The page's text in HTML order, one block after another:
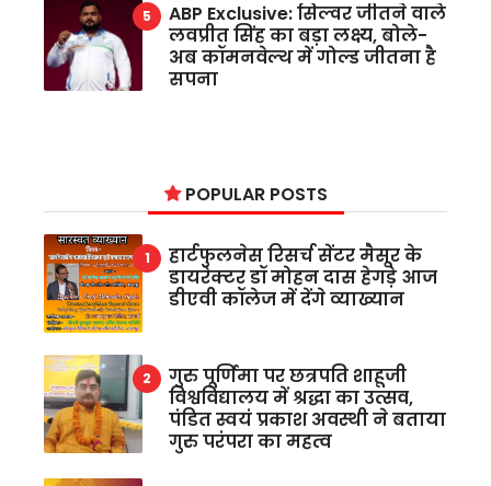
ABP Exclusive: सिल्वर जीतने वाले
लवप्रीत सिंह का बड़ा लक्ष्य, बोले-
अब कॉमनवेल्थ में गोल्ड जीतना है
सपना
POPULAR POSTS
हार्टफुलनेस रिसर्च सेंटर मैसूर के
डायरेक्टर डॉ मोहन दास हेगड़े आज
डीएवी कॉलेज में देंगे व्याख्यान
गुरु पूर्णिमा पर छत्रपति शाहूजी
विश्वविद्यालय में श्रद्धा का उत्सव,
पंडित स्वयं प्रकाश अवस्थी ने बताया
गुरु परंपरा का महत्व